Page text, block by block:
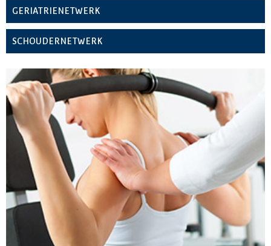
GERIATRIENETWERK
SCHOUDERNETWERK